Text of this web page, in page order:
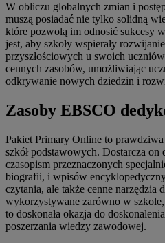
W obliczu globalnych zmian i
muszą posiadać nie tylko solidną
które pozwolą im odnosić sukcesy
jest, aby szkoły wspierały
przyszłościowych u swoich
cennych zasobów, umożliwiając
odkrywanie nowych dziedzin i
Zasoby EBSCO
Pakiet Primary Online to
szkół podstawowych. Dostarcza on
czasopism przeznaczonych
biografii, i wpisów
czytania, ale także cenne narzędzia
wykorzystywane zarówno w
to doskonała okazja do
poszerzania wiedzy zawodowej.